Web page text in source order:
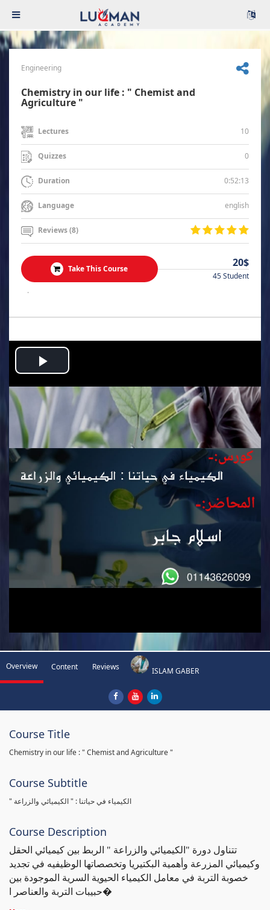
Engineering
Chemistry in our life : " Chemist and
Agriculture "
Lectures 10
Quizzes 0
Duration 0:52:13
Language english
Reviews (8)
Take This Course 20$
45 Student
.
Play
Video
Overview Content Reviews ISLAM GABER
Course Title
Chemistry in our life : " Chemist and Agriculture "
Course Subtitle
" الكيمياء في حياتنا : " الكيميائي والزراعة
Course Description
تتناول دورة "الكيميائي والزراعة " الربط بين كيميائي الحقل
وكيميائي المزرعة وأهمية البكتيريا وتخصصاتها الوظيفيه في تجديد
خصوبة التربة في معامل الكيمياء الحيوية السرية الموجودة بين
حبيبات التربة والعناصر ا�